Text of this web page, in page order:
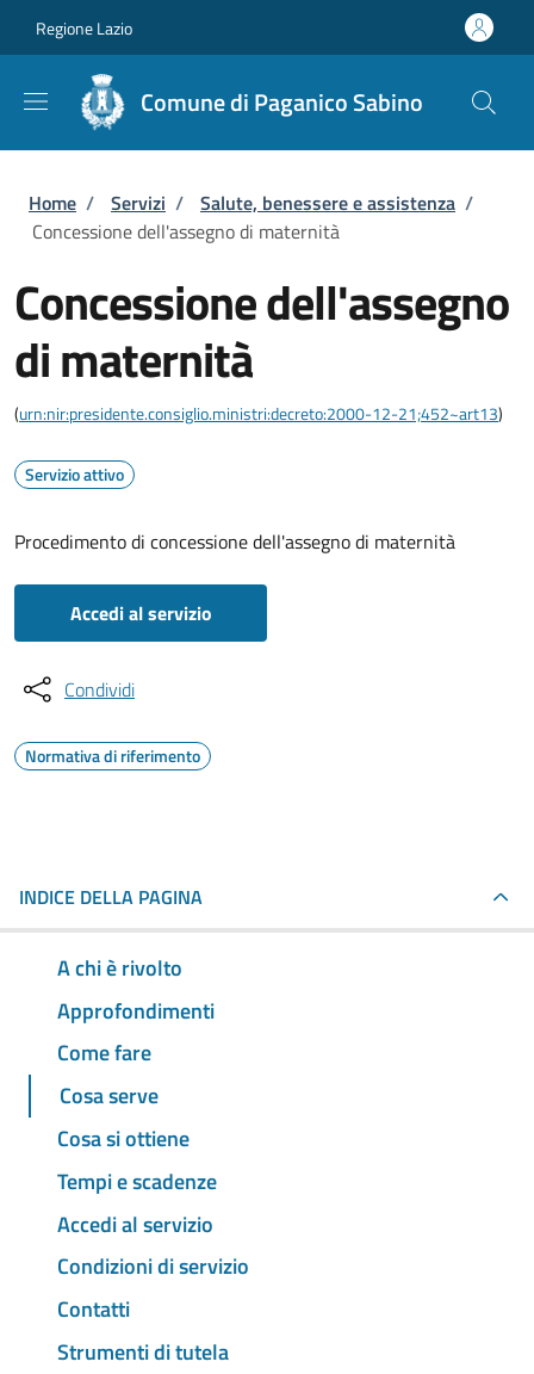
Regione Lazio
Comune di Paganico Sabino
Briciole di pane
Home / Servizi / Salute, benessere e assistenza /
Concessione dell'assegno di maternità
Concessione dell'assegno
di maternità
(urn:nir:presidente.consiglio.ministri:decreto:2000-12-21;452~art13)
Servizio attivo
Procedimento di concessione dell'assegno di maternità
Accedi al servizio
Condividi
Normativa di riferimento
INDICE DELLA PAGINA
A chi è rivolto
Approfondimenti
Come fare
Cosa serve
Cosa si ottiene
Tempi e scadenze
Accedi al servizio
Condizioni di servizio
Contatti
Strumenti di tutela